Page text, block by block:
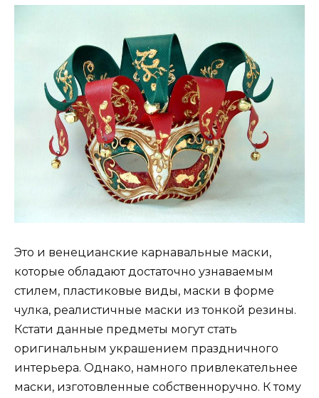
Это и венецианские карнавальные маски,
которые обладают достаточно узнаваемым
стилем, пластиковые виды, маски в форме
чулка, реалистичные маски из тонкой резины.
Кстати данные предметы могут стать
оригинальным украшением праздничного
интерьера. Однако, намного привлекательнее
маски, изготовленные собственноручно. К тому